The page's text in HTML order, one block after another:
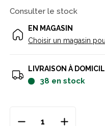
Consulter le stock
EN MAGASIN
Choisir un magasin
LIVRAISON À
38 en stock